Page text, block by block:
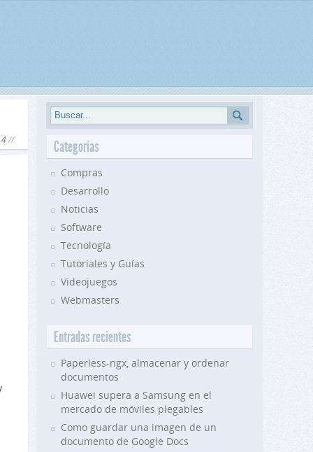
Categorías
Compras
Desarrollo
Noticias
Software
Tecnología
Tutoriales y Guías
Videojuegos
Webmasters
Entradas recientes
Paperless-ngx, almacenar y ordenar
documentos
Huawei supera a Samsung en el
mercado de móviles plegables
Como guardar una imagen de un
documento de Google Docs